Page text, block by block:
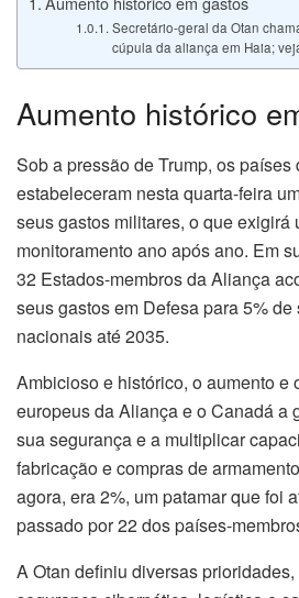
Secretário-geral da Otan
cúpula da aliança em Haia;
Aumento histórico
Sob a pressão de Trump, os países
estabeleceram nesta quarta-feira
seus gastos militares, o que exigirá
monitoramento ano após ano. Em
32 Estados-membros da Aliança
seus gastos em Defesa para 5%
nacionais até 2035.
Ambicioso e histórico, o aumento e
europeus da Aliança e o Canadá a
sua segurança e a multiplicar
fabricação e compras de
agora, era 2%, um patamar que foi
passado por 22 dos países-
A Otan definiu diversas